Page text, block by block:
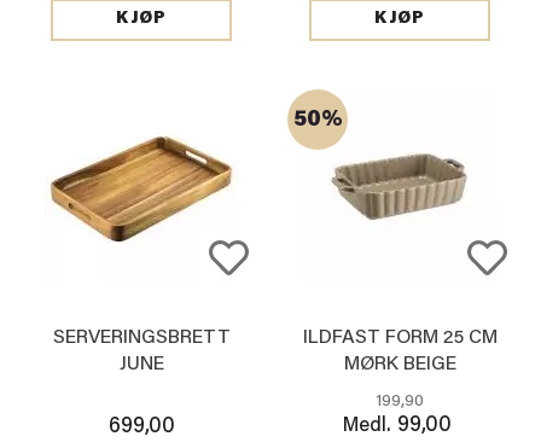
KJØP KJØP
SERVERINGSBRETT
JUNE
699,00
50%
ILDFAST FORM 25 CM
MØRK BEIGE
199,90
Medl. 99,00